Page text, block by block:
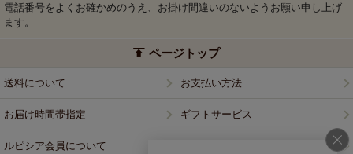
電話番号をよくお確かめのうえ、お掛け間違いのないようお願い申し上げ
ます。
ページトップ
送料について お支払い方法
お届け時間帯指定 ギフトサービス
ルピシア会員について